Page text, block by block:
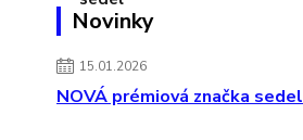
Novinky
15.01.2026
NOVÁ prémiová značka sedel